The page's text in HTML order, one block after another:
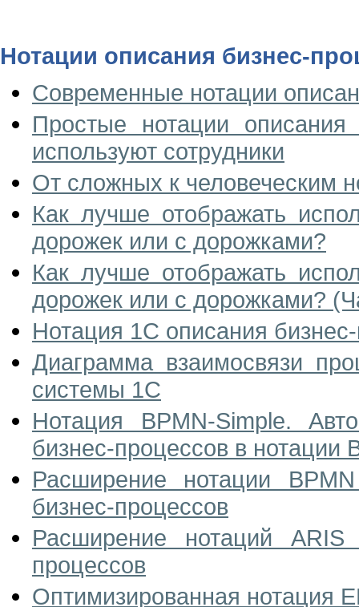
Нотации описания бизнес-
Современные нотации
Простые нотации
используют сотрудники
От сложных к человеческим
Как лучше отображать
дорожек или с дорожками?
Как лучше отображать
дорожек или с дорожками?
Нотация 1С описания
Диаграмма взаимосвязи
системы 1С
Нотация BPMN-Simple.
бизнес-процессов в нотации
Расширение нотации
бизнес-процессов
Расширение нотаций
процессов
Оптимизированная нотация